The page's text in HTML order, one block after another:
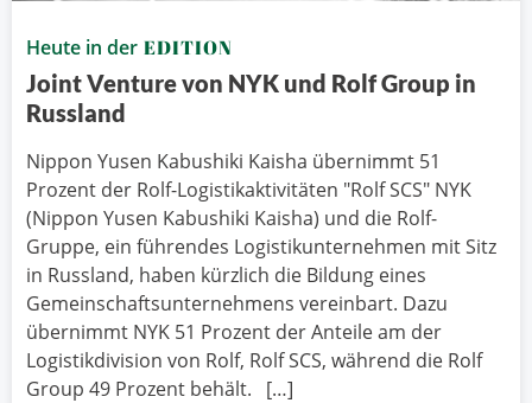
Heute in der EDITION
Joint Venture von NYK und Rolf Group in
Russland
Nippon Yusen Kabushiki Kaisha übernimmt 51
Prozent der Rolf-Logistikaktivitäten "Rolf SCS" NYK
(Nippon Yusen Kabushiki Kaisha) und die Rolf-
Gruppe, ein führendes Logistikunternehmen mit Sitz
in Russland, haben kürzlich die Bildung eines
Gemeinschaftsunternehmens vereinbart. Dazu
übernimmt NYK 51 Prozent der Anteile am der
Logistikdivision von Rolf, Rolf SCS, während die Rolf
Group 49 Prozent behält. […]